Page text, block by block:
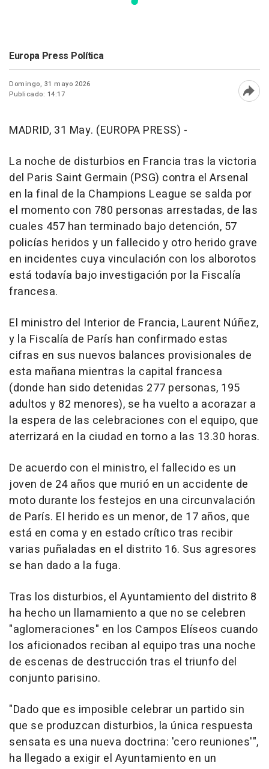
Europa Press Política
Domingo, 31 mayo 2026
Publicado: 14:17
MADRID, 31 May. (EUROPA PRESS) -
La noche de disturbios en Francia tras la victoria
del Paris Saint Germain (PSG) contra el Arsenal
en la final de la Champions League se salda por
el momento con 780 personas arrestadas, de las
cuales 457 han terminado bajo detención, 57
policías heridos y un fallecido y otro herido grave
en incidentes cuya vinculación con los alborotos
está todavía bajo investigación por la Fiscalía
francesa.
El ministro del Interior de Francia, Laurent Núñez,
y la Fiscalía de París han confirmado estas
cifras en sus nuevos balances provisionales de
esta mañana mientras la capital francesa
(donde han sido detenidas 277 personas, 195
adultos y 82 menores), se ha vuelto a acorazar a
la espera de las celebraciones con el equipo, que
aterrizará en la ciudad en torno a las 13.30 horas.
De acuerdo con el ministro, el fallecido es un
joven de 24 años que murió en un accidente de
moto durante los festejos en una circunvalación
de París. El herido es un menor, de 17 años, que
está en coma y en estado crítico tras recibir
varias puñaladas en el distrito 16. Sus agresores
se han dado a la fuga.
Tras los disturbios, el Ayuntamiento del distrito 8
ha hecho un llamamiento a que no se celebren
"aglomeraciones" en los Campos Elíseos cuando
los aficionados reciban al equipo tras una noche
de escenas de destrucción tras el triunfo del
conjunto parisino.
"Dado que es imposible celebrar un partido sin
que se produzcan disturbios, la única respuesta
sensata es una nueva doctrina: 'cero reuniones'",
ha llegado a exigir el Ayuntamiento en un